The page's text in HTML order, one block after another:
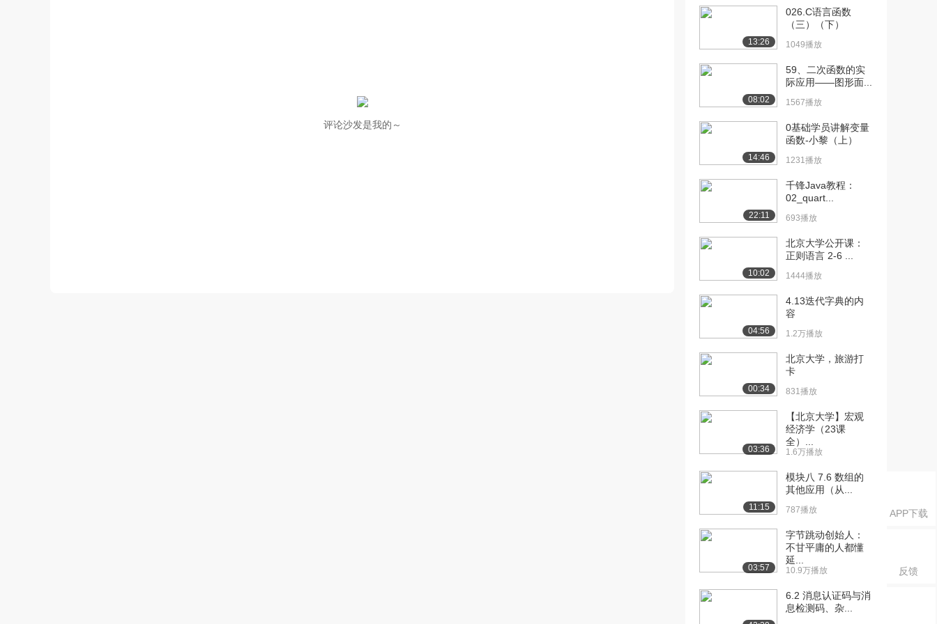
APP下载
反馈
评论沙发是我的～
[10] 北京大学公开课：量
子计算机的发展状...
3.4万播放
[11] 北京大学公开课：问
3.1万播放
04:52
[12] 北京大学公开课：冯·
诺依曼式计算机
3.1万播放
08:28
[13] 北京大学公开课：存
08:21
[14] 北京大学公开课：存
10:13
[15] 北京大学公开课：
08:55
[16] 北京大学公开课：程
09:17
[17] 北京大学公开课：说
05:02
[18] 北京大学公开课：程
序是你告诉计算机...
果你的大脑是台计...
果你来设计一门编...
13:26
026.C语言函数
（三）（下）
1049播放
08:02
59、二次函数的实
际应用——图形面...
1567播放
14:46
0基础学员讲解变量
函数-小黎（上）
1231播放
22:11
千锋Java教程：
02_quart...
693播放
10:02
北京大学公开课：
正则语言 2-6 ...
1444播放
04:56
4.13迭代字典的内
容
1.2万播放
00:34
北京大学，旅游打
卡
831播放
03:36
【北京大学】宏观
经济学（23课
全）...
1.6万播放
11:15
模块八 7.6 数组的
其他应用（从...
787播放
03:57
字节跳动创始人：
不甘平庸的人都懂
延...
10.9万播放
6.2 消息认证码与消
息检测码、杂...